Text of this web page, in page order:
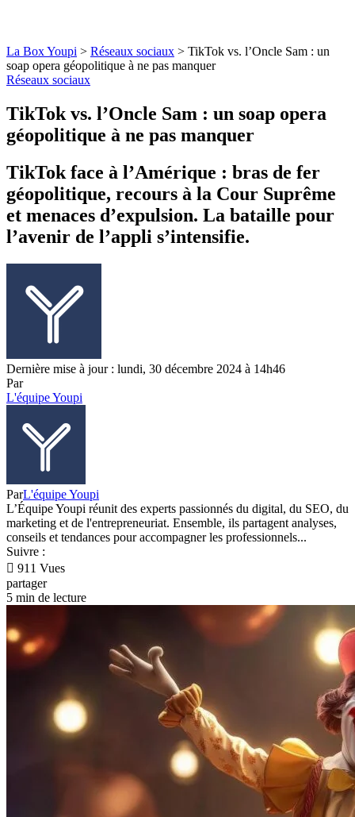
La Box Youpi > Réseaux sociaux > TikTok vs. l’Oncle Sam : un
soap opera géopolitique à ne pas manquer
Réseaux sociaux
TikTok vs. l’Oncle Sam : un soap opera
géopolitique à ne pas manquer
TikTok face à l’Amérique : bras de fer
géopolitique, recours à la Cour Suprême
et menaces d’expulsion. La bataille pour
l’avenir de l’appli s’intensifie.
Dernière mise à jour : lundi, 30 décembre 2024 à 14h46
Par
L'équipe Youpi
ParL'équipe Youpi
L’Équipe Youpi réunit des experts passionnés du digital, du SEO, du
marketing et de l'entrepreneuriat. Ensemble, ils partagent analyses,
conseils et tendances pour accompagner les professionnels...
Suivre :
911 Vues
partager
5 min de lecture